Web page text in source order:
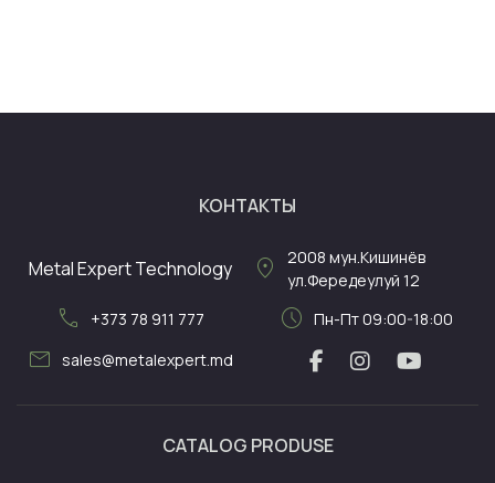
КОНТАКТЫ
Metal Expert Technology location_on 2008 мун.Кишинёв
ул.Фередеулуй 12
call +373 78 911 777 schedule Пн-Пт 09:00-18:00
mail sales@metalexpert.md
CATALOG PRODUSE